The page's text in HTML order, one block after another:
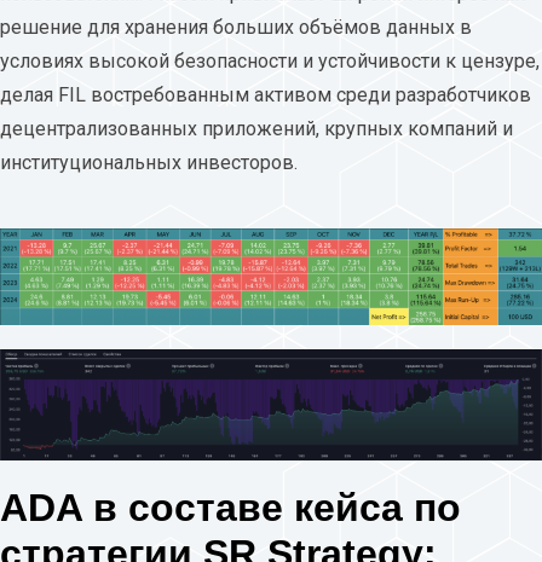
решение для хранения больших объёмов данных в
условиях высокой безопасности и устойчивости к цензуре,
делая FIL востребованным активом среди разработчиков
децентрализованных приложений, крупных компаний и
институциональных инвесторов.
ADA в составе кейса по